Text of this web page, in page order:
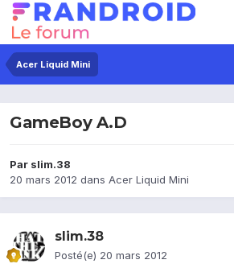
Acer Liquid Mini
GameBoy A.D
Par slim.38
20 mars 2012 dans Acer Liquid Mini
slim.38
Posté(e) 20 mars 2012